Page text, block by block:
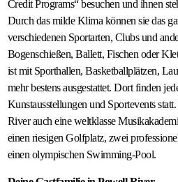
Credit Programs“ besuchen und ihnen
Durch das milde Klima können sie das
verschiedenen Sportarten, Clubs und
Bogenschießen, Ballett, Fischen oder
ist mit Sporthallen, Basketballplätzen,
mehr bestens ausgestattet. Dort finden
Kunstausstellungen und Sportevents
River auch eine weltklasse
einen riesigen Golfplatz, zwei
einen olympischen Swimming-Pool.